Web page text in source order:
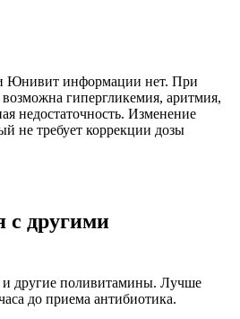
Юнивит информации нет. При
гипергликемия, аритмия,
недостаточность. Изменение
не требует коррекции дозы
с другими
и другие поливитамины. Лучше
до приема антибиотика.